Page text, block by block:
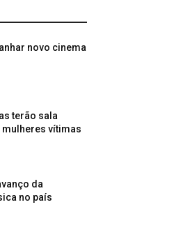
novo cinema
terão sala
mulheres vítimas
da
no país